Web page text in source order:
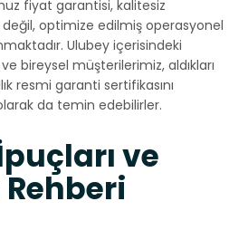
fiyat garantisi, kalitesiz
değil, optimize edilmiş operasyonel
Ulubey içerisindeki
bireysel müşterilerimiz, aldıkları
resmi garanti sertifikasını
da temin edebilirler.
ve
Rehberi